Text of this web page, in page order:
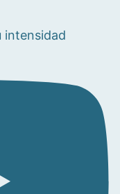
intensidad